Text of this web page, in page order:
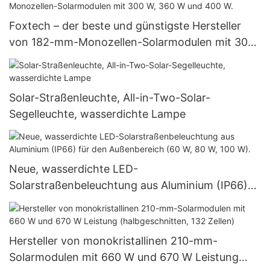
Foxtech – der beste und günstigste Hersteller
von 182-mm-Monozellen-Solarmodulen mit 300
W, 360 W und 400 W.
Solar-Straßenleuchte, All-in-Two-Solar-
Segelleuchte, wasserdichte Lampe
Neue, wasserdichte LED-
Solarstraßenbeleuchtung aus Aluminium (IP66)
für den Außenbereich (60 W, 80 W, 100 W).
Hersteller von monokristallinen 210-mm-
Solarmodulen mit 660 W und 670 W Leistung